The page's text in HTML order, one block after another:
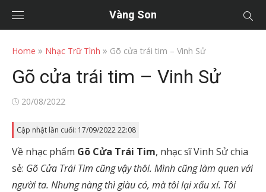
Vàng Son
Home » Nhạc Trữ Tình » Gõ cửa trái tim – Vinh Sử
Gõ cửa trái tim – Vinh Sử
Posted
20/08/2022
Cập nhật lần cuối: 17/09/2022 22:08
Về nhạc phẩm Gõ Cửa Trái Tim, nhạc sĩ Vinh Sử chia
sẻ: Gõ Cửa Trái Tim cũng vậy thôi. Mình cũng làm quen với
người ta. Nhưng nàng thì giàu có, mà tôi lại xấu xí. Tôi